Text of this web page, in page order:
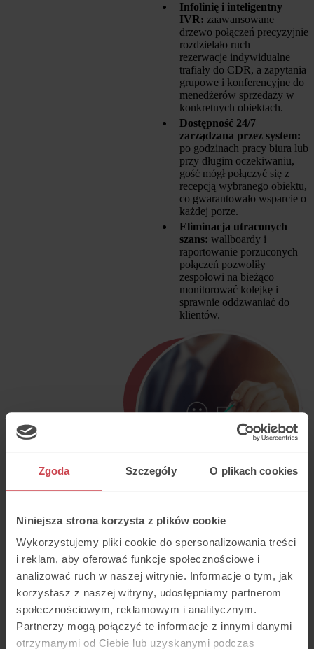
Zgoda Szczegóły O plikach cookies
Niniejsza strona korzysta z plików cookie
Wykorzystujemy pliki cookie do spersonalizowania treści
i reklam, aby oferować funkcje społecznościowe i
analizować ruch w naszej witrynie. Informacje o tym, jak
korzystasz z naszej witryny, udostępniamy partnerom
społecznościowym, reklamowym i analitycznym.
Partnerzy mogą połączyć te informacje z innymi danymi
otrzymanymi od Ciebie lub uzyskanymi podczas
Infolinię i inteligentny
IVR: zaawansowane
drzewo połączeń precyzyjnie
rozdzielało ruch –
rezerwacje indywidualne
trafiały do CDR, a zapytania
grupowe i konferencyjne do
menedżerów sprzedaży w
konkretnych obiektach.
Dostępność 24/7
zarządzana przez system:
po godzinach pracy biura lub
przy długim oczekiwaniu,
gość mógł połączyć się z
recepcją wybranego obiektu,
co gwarantowało wsparcie o
każdej porze.
Eliminacja utraconych
szans: wallboardy i
raportowanie porzuconych
połączeń pozwoliły
zespołowi na bieżąco
monitorować kolejkę i
sprawnie oddzwaniać do
klientów.